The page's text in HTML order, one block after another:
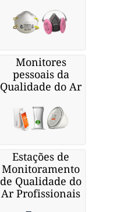
Monitores
pessoais da
Qualidade do Ar
Estações de
Monitoramento
de Qualidade do
Ar Profissionais